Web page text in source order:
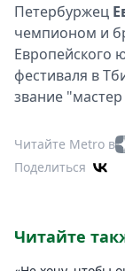
Петербуржец
чемпионом и
Европейского
фестиваля в
звание
Читайте Metro в
Поделиться
Читайте